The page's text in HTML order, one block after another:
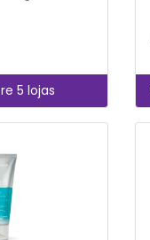
5 lojas